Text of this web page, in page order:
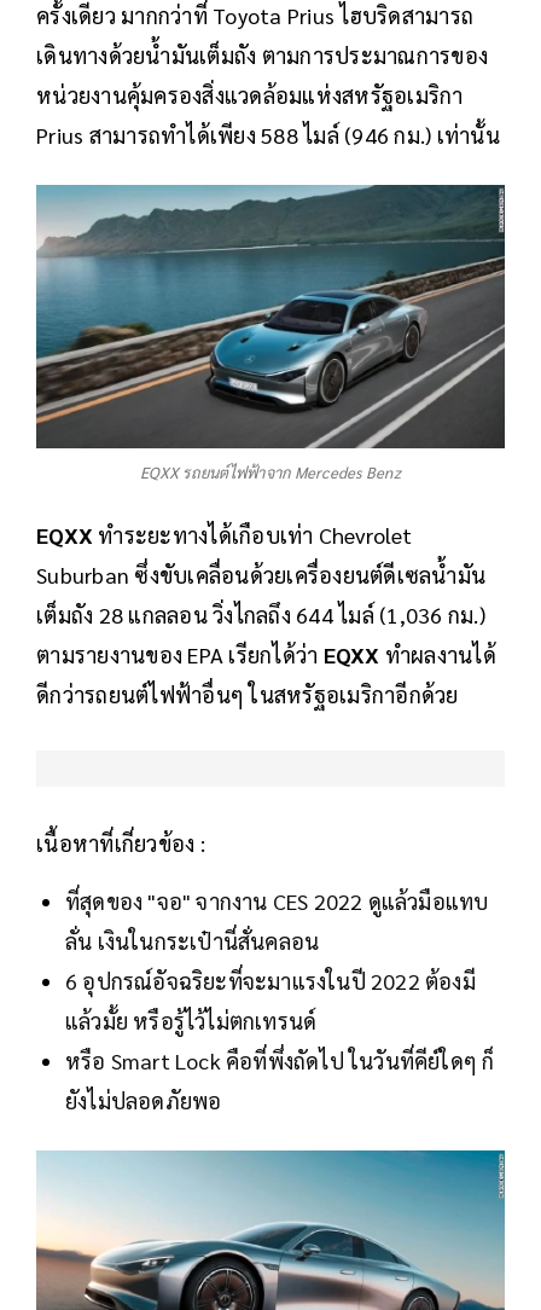
ครั้งเดียว มากกว่าที่ Toyota Prius ไฮบริดสามารถ
เดินทางด้วยน้ำมันเต็มถัง ตามการประมาณการของ
หน่วยงานคุ้มครองสิ่งแวดล้อมแห่งสหรัฐอเมริกา
Prius สามารถทำได้เพียง 588 ไมล์ (946 กม.) เท่านั้น
EQXX รถยนต์ไฟฟ้าจาก Mercedes Benz
EQXX ทำระยะทางได้เกือบเท่า Chevrolet
Suburban ซึ่งขับเคลื่อนด้วยเครื่องยนต์ดีเซลน้ำมัน
เต็มถัง 28 แกลลอน วิ่งไกลถึง 644 ไมล์ (1,036 กม.)
ตามรายงานของ EPA เรียกได้ว่า EQXX ทำผลงานได้
ดีกว่ารถยนต์ไฟฟ้าอื่นๆ ในสหรัฐอเมริกาอีกด้วย
เนื้อหาที่เกี่ยวข้อง :
ที่สุดของ "จอ" จากงาน CES 2022 ดูแล้วมือแทบ
ลั่น เงินในกระเป๋านี่สั่นคลอน
6 อุปกรณ์อัจฉริยะที่จะมาแรงในปี 2022 ต้องมี
แล้วมั้ย หรือรู้ไว้ไม่ตกเทรนด์
หรือ Smart Lock คือที่พึ่งถัดไป ในวันที่คีย์ใดๆ ก็
ยังไม่ปลอดภัยพอ